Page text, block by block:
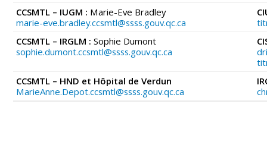
CCSMTL – IUGM : Marie-Eve Bradley
marie-eve.bradley.ccsmtl@ssss.gouv.qc.ca
CCSMTL – IRGLM : Sophie Dumont
sophie.dumont.ccsmtl@ssss.gouv.qc.ca
CCSMTL – HND et Hôpital de Verdun
MarieAnne.Depot.ccsmtl@ssss.gouv.qc.ca